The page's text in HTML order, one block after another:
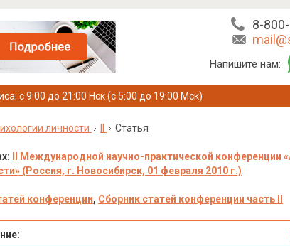
8-
Напишите нам:
с 9:00 до 21:00 Нск (с 5:00 до 19:00 Мск)
личности Статья
II Международной научно-практической конференции
(Россия, г. Новосибирск, 01 февраля 2010 г.)
конференции, Сборник статей конференции часть II